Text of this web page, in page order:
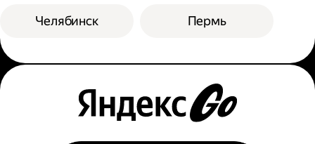
Челябинск Пермь